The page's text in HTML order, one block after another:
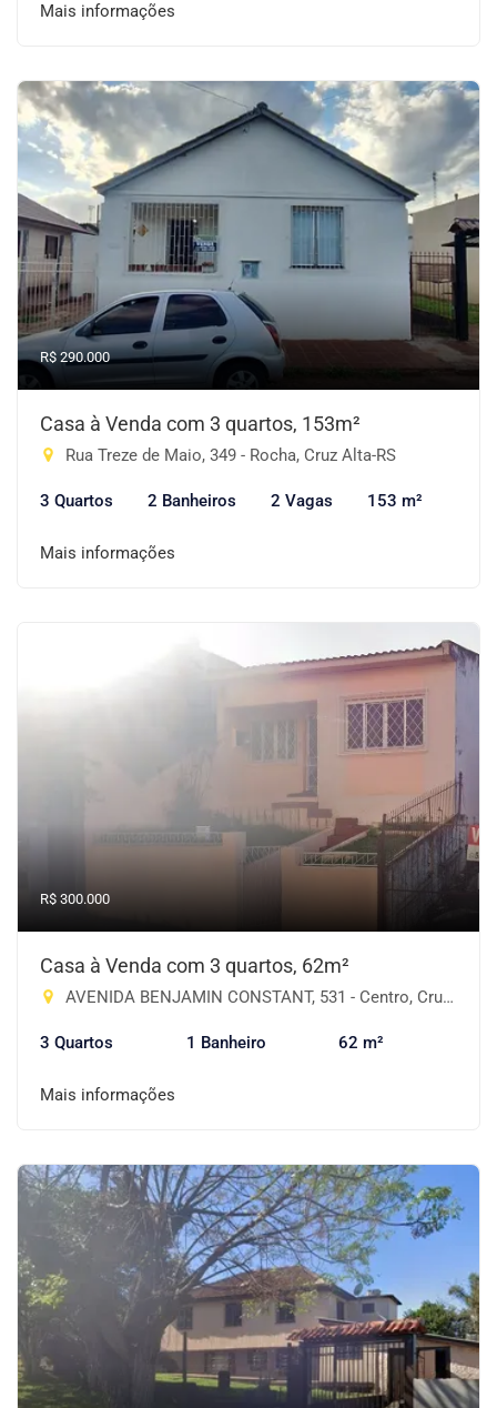
Mais informações
R$ 290.000
Casa à Venda com 3 quartos, 153m²
Rua Treze de Maio, 349 - Rocha, Cruz Alta-RS
3 Quartos 2 Banheiros 2 Vagas 153 m²
Mais informações
R$ 300.000
Casa à Venda com 3 quartos, 62m²
AVENIDA BENJAMIN CONSTANT, 531 - Centro, Cruz Alta-RS
3 Quartos 1 Banheiro 62 m²
Mais informações